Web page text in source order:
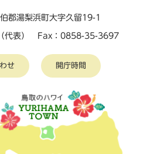
郡湯梨浜町大字久留19-1
代表） Fax：0858-35-3697
せ 開庁時間